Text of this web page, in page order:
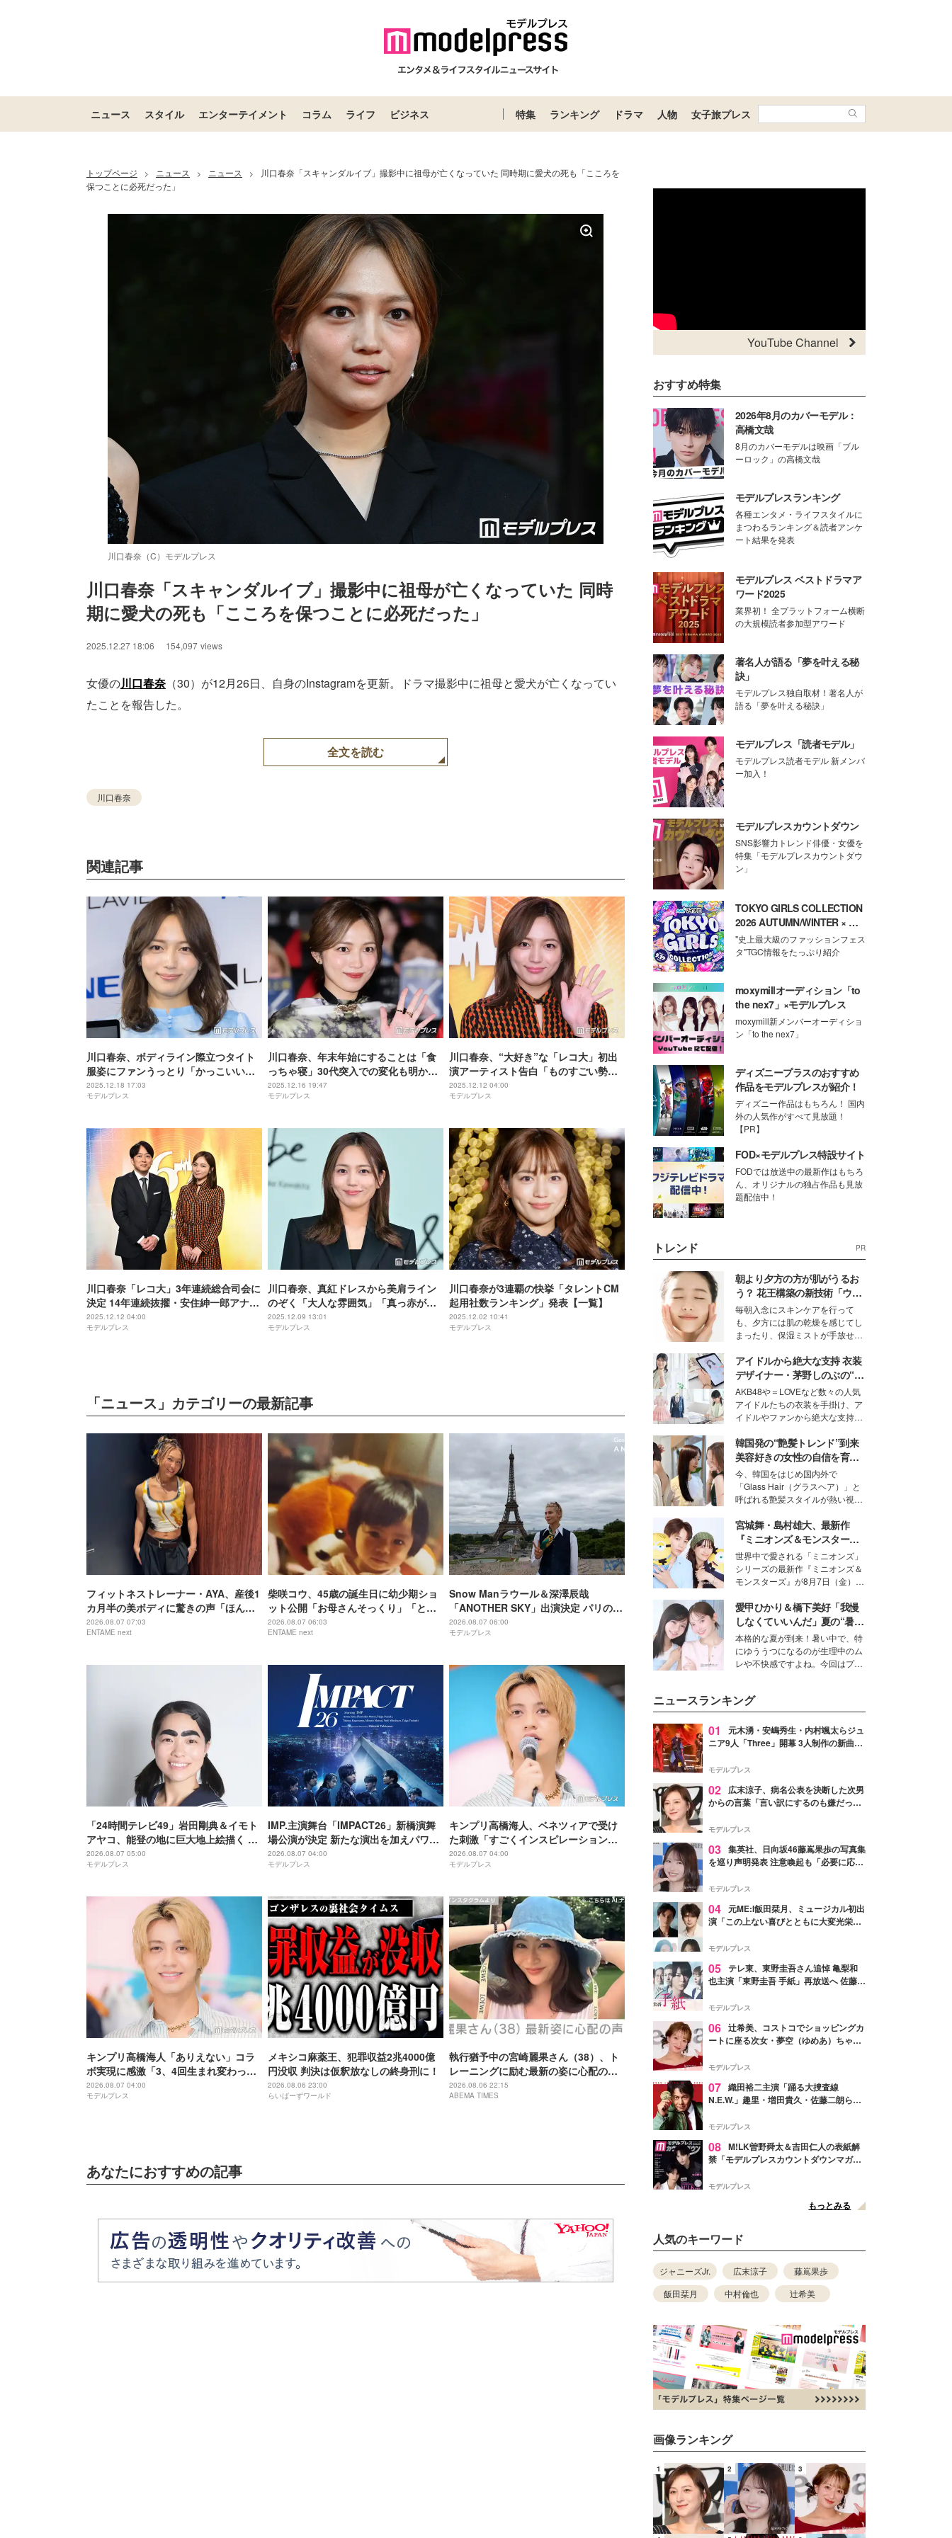
ニュース スタイル エンターテイメント コラム ライフ ビジネス 特集 ランキング ドラマ 人物 女子旅プレス
トップページ > ニュース > ニュース >
川口春奈「スキャンダルイブ」撮影中に祖母が亡くなっていた 同時期に愛犬の死も「こころを
保つことに必死だった」
川口春奈（C）モデルプレス
Unmute / Loaded:
87.03%
川口春奈「スキャンダルイブ」撮影中に祖母が亡くなっていた 同時
期に愛犬の死も「こころを保つことに必死だった」
2025.12.27 18:06 154,097 views
女優の川口春奈 （30）が12月26日、自身のInstagramを更新。ドラマ撮影中に祖母と愛犬が亡くなってい
たことを報告した。
全文を読む
川口春奈
関連記事
川口春奈、ボディライン際立つタイト
服姿にファンうっとり「かっこいい」
「視線にシビれる」
2025.12.18 17:03
モデルプレス
川口春奈、年末年始にすることは「食
っちゃ寝」30代突入での変化も明かす
【スキャンダルイブ】
2025.12.16 19:47
モデルプレス
川口春奈、“大好き”な「レコ大」初出
演アーティスト告白「ものすごい勢い
でご活躍されている」【第67回 輝く！
日本レコード大賞】
2025.12.12 04:00
モデルプレス
川口春奈「レコ大」3年連続総合司会に
決定 14年連続抜擢・安住紳一郎アナも
称賛「頼もしく思っています」
2025.12.12 04:00
モデルプレス
川口春奈、真紅ドレスから美肩ライン
のぞく「大人な雰囲気」「真っ赤が似
合うのすごい」と絶賛の声
2025.12.09 13:01
モデルプレス
川口春奈が3連覇の快挙「タレントCM
起用社数ランキング」発表【一覧】
2025.12.02 10:41
モデルプレス
「ニュース」カテゴリーの最新記事
フィットネストレーナー・AYA、産後1
カ月半の美ボディに驚きの声「ほんと
に出産したのー？」
2026.08.07 07:03
ENTAME next
柴咲コウ、45歳の誕生日に幼少期ショ
ット公開「お母さんそっくり」「とん
でもなくかわいい」
2026.08.07 06:03
ENTAME next
Snow Manラウール＆深澤辰哉
「ANOTHER SKY」出演決定 パリの所
属事務所・祖父母と通った武蔵小山…
それぞれの思い出の地へ
2026.08.07 06:00
モデルプレス
「24時間テレビ49」岩田剛典＆イモト
アヤコ、能登の地に巨大地上絵描く 完
成披露にはサプライズアーティストも
登場予定
2026.08.07 05:00
モデルプレス
IMP.主演舞台「IMPACT26」新橋演舞
場公演が決定 新たな演出を加えパワー
アップ
2026.08.07 04:00
モデルプレス
キンプリ高橋海人、ベネツィアで受け
た刺激「すごくインスピレーション溢
れる街」
2026.08.07 04:00
モデルプレス
キンプリ高橋海人「ありえない」コラ
ボ実現に感激「3、4回生まれ変わって
もできない」
2026.08.07 04:00
モデルプレス
メキシコ麻薬王、犯罪収益2兆4000億
円没収 判決は仮釈放なしの終身刑に！
2026.08.06 23:00
らいばーずワールド
執行猶予中の宮崎麗果さん（38）、ト
レーニングに励む最新の姿に心配の声
「痩せ過ぎ」「なんだか痛々しい…」
2026.08.06 22:15
ABEMA TIMES
あなたにおすすめの記事
YouTube Channel
おすすめ特集
2026年8月のカバーモデル：
高橋文哉
8月のカバーモデルは映画「ブル
ーロック」の高橋文哉
モデルプレスランキング
各種エンタメ・ライフスタイルに
まつわるランキング＆読者アンケ
ート結果を発表
モデルプレス ベストドラマア
ワード2025
業界初！ 全プラットフォーム横断
の大規模読者参加型アワード
著名人が語る「夢を叶える秘
訣」
モデルプレス独自取材！著名人が
語る「夢を叶える秘訣」
モデルプレス「読者モデル」
モデルプレス読者モデル 新メンバ
ー加入！
モデルプレスカウントダウン
SNS影響力トレンド俳優・女優を
特集「モデルプレスカウントダウ
ン」
TOKYO GIRLS COLLECTION
2026 AUTUMN/WINTER × モ
デルプレス
"史上最大級のファッションフェス
タ"TGC情報をたっぷり紹介
moxymillオーディション「to
the nex7」×モデルプレス
moxymill新メンバーオーディショ
ン「to the nex7」
ディズニープラスのおすすめ
作品をモデルプレスが紹介！
ディズニー作品はもちろん！ 国内
外の人気作がすべて見放題！
【PR】
FOD×モデルプレス特設サイト
FODでは放送中の最新作はもちろ
ん、オリジナルの独占作品も見放
題配信中！
トレンド PR
朝より夕方の方が肌がうるお
う？ 花王構築の新技術「ウォ
ーターキャプチャリングスキ
ン（捕水肌）」がスキンケア
の常識を変える予感
毎朝入念にスキンケアを行って
も、夕方には肌の乾燥を感じてし
まったり、保湿ミストが手放せな
な美容の常識を大きく変える可能
性を秘めた、革新的な「Water
Capturing Skin（ウォーターキャ
プチャリングスキン：捕水肌）」
技術を、花王が構築した。
アイドルから絶大な支持 衣装
デザイナー・茅野しのぶの“可
愛い”を作る美学＜「シチズン
クロスシー」インタビュー＞
AKB48や＝LOVEなど数々の人気
アイドルたちの衣装を手掛け、ア
イドルやファンから絶大な支持を
取締役兼クリエイティブディレク
ター・茅野しのぶ。一人ひとりの
個性に寄り添い、魅力を引き出す
衣装作りは、多くの女性たちに勇
気と自信を与え続けている。
韓国発の“艶髪トレンド”到来
美容好きの女性の自信を育む
「ヘアケア事情」って？
今、韓国をはじめ国内外で
「Glass Hair（グラスヘア）」と
呼ばれる艶髪スタイルが熱い視線
ションの完成度を高めるベースと
して、“髪そのものの美しさ”に改
めて注目する人が増えている様
子。今回は、そんな憧れの艶やか
な髪を日常で叶える、美容好きの
女性たちのヘアケア事情を紹介し
ます。
宮城舞・島村雄大、最新作
『ミニオンズ＆モンスター
ズ』の魅力熱弁 ハチャメチャ
だけじゃない“友情と絆”に感
動
世界中で愛される「ミニオンズ」
シリーズの最新作『ミニオンズ＆
モンスターズ』が8月7日（金）に
ニオン好き”という共通点を持つモ
デルの宮城舞と島村雄大の特別対
談をお届け！それぞれの視点か
ら、今作ならではの魅力や予想外
の感動をもたらす奥深いストーリ
ーについて熱く語り合ってもらっ
愛甲ひかり＆橋下美好「我慢
しなくていいんだ」夏の“暑さ
対策”の新しい選択肢とは？
本格的な夏が到来！暑い中で、特
にゆううつになるのが生理中のム
レや不快感ですよね。今回はプラ
好さんを迎えて本音で女子会トー
ク。猛暑のお出かけを快適に過ご
すヒントや、2人が感動した夏の
生理の新常識にも迫りました。
ニュースランキング
01
元木湧・安嶋秀生・内村颯太らジュ
ニア9人「Three」開幕 3人制作の新曲＆
進んで夢を掴みたい」【ゲネプロレポ】
モデルプレス
02
広末涼子、病名公表を決断した次男
からの言葉「言い訳にするのも嫌だっ
モデルプレス
03 集英社、日向坂46藤嶌果歩の写真集
を巡り声明発表 注意喚起も「必要に応じ
モデルプレス
04 元ME:I飯田栞月、ミュージカル初出
演「この上ない喜びとともに大変光栄」
ャスト発表
モデルプレス
05 テレ東、東野圭吾さん追悼 亀梨和
也主演「東野圭吾 手紙」再放送へ 佐藤隆
モデルプレス
06 辻希美、コストコでショッピングカ
ートに座る次女・夢空（ゆめあ）ちゃん
ぎ」「成長を感じる」の声
モデルプレス
07 織田裕二主演「踊る大捜査線
N.E.W.」趣里・増田貴久・佐藤二朗ら新
徴する“謎のキーワード”も
モデルプレス
08 M!LK曽野舜太＆吉田仁人の表紙解
禁「モデルプレスカウントダウンマガジ
モデルプレス
もっとみる
人気のキーワード
ジャニーズJr. 広末涼子
藤嶌果歩
飯田栞月
中村倫也 辻希美
画像ランキング
1 2 3